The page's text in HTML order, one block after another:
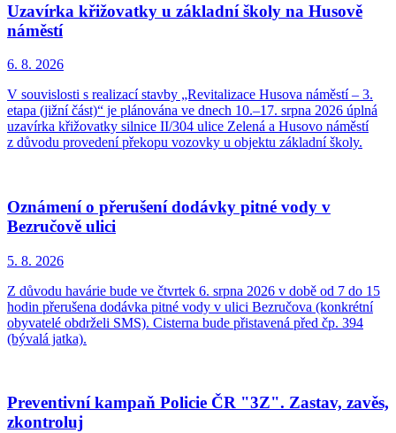
Uzavírka křižovatky u základní školy na Husově
náměstí
6. 8. 2026
V souvislosti s realizací stavby „Revitalizace Husova náměstí – 3.
etapa (jižní část)“ je plánována ve dnech 10.–17. srpna 2026 úplná
uzavírka křižovatky silnice II/304 ulice Zelená a Husovo náměstí
z důvodu provedení překopu vozovky u objektu základní školy.
Oznámení o přerušení dodávky pitné vody v
Bezručově ulici
5. 8. 2026
Z důvodu havárie bude ve čtvrtek 6. srpna 2026 v době od 7 do 15
hodin přerušena dodávka pitné vody v ulici Bezručova (konkrétní
obyvatelé obdrželi SMS). Cisterna bude přistavená před čp. 394
(bývalá jatka).
Preventivní kampaň Policie ČR "3Z". Zastav, zavěs,
zkontroluj